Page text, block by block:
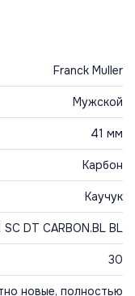
Franck Muller
Мужской
41 мм
Карбон
Каучук
SC DT CARBON.BL BL
30
новые, полностью